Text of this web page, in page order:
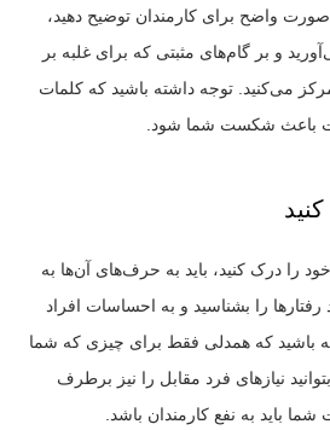
واضح برای کارمندان توضیح دهید،
و بر گام‌های مثبتی که برای غلبه بر
می‌کنید. توجه داشته باشید که کلمات
باعث شکست شما شود.
خود را درک کنید، باید به حرف‌های آن‌ها به
را بشناسید و به احساسات افراد
باشید که همدلی فقط برای چیزی که شما
نیازهای فرد مقابل را نیز برطرف
شما باید به نفع کارمندان باشد.